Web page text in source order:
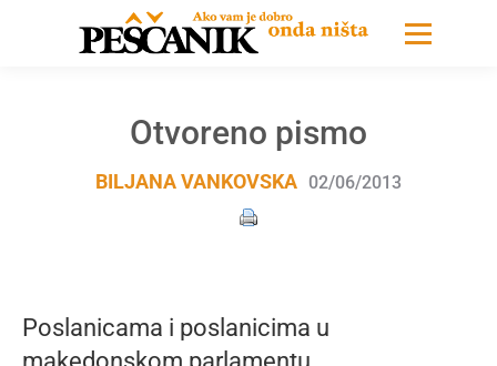
Оtvoreno pismo
BILJANA VANKOVSKA 02/06/2013
Poslanicama i poslanicima u